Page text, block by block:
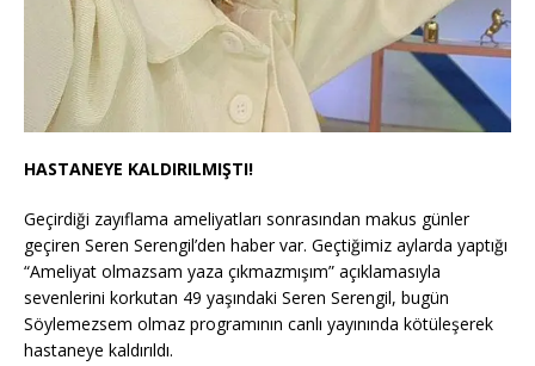
HASTANEYE KALDIRILMIŞTI!
Geçirdiği zayıflama ameliyatları sonrasından makus günler
geçiren Seren Serengil’den haber var. Geçtiğimiz aylarda yaptığı
“Ameliyat olmazsam yaza çıkmazmışım” açıklamasıyla
sevenlerini korkutan 49 yaşındaki Seren Serengil, bugün
Söylemezsem olmaz programının canlı yayınında kötüleşerek
hastaneye kaldırıldı.